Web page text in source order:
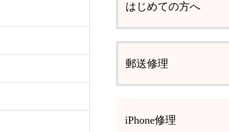
はじめての方へ
郵送修理
iPhone修理